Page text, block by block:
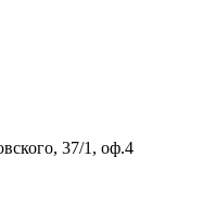
37/1, оф.4